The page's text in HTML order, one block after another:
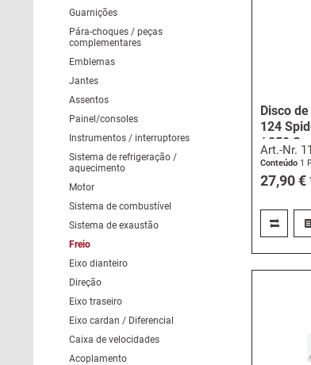
Guarnições
Pára-choques / peças
complementares
Emblemas
Jantes
Assentos
Painel/consoles
Instrumentos / interruptores
Sistema de refrigeração /
aquecimento
Motor
Sistema de combustível
Sistema de exaustão
Freio
Eixo dianteiro
Direção
Eixo traseiro
Eixo cardan / Diferencial
Caixa de velocidades
Acoplamento
Disco
124
/ 850
Art.-Nr.
Conteúdo 1
27,90 €